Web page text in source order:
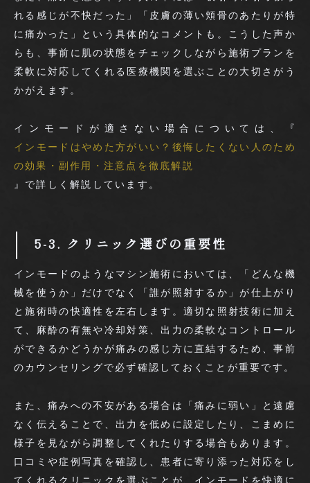
れる感じが不快だった」「皮膚の薄い頬骨のあたりが特
に痛かった」という具体的なコメントも。こうした声か
らも、事前に肌の状態をチェックしながら施術プランを
柔軟に対応してくれる医療機関を選ぶことの大切さがう
かがえます。
インモードが適さない場合については、『
インモードはやめた方がいい？後悔したくない人のため
の効果・副作用・注意点を徹底解説
』で詳しく解説しています。
5-3. クリニック選びの重要性
インモードのようなマシン施術においては、「どんな機
械を使うか」だけでなく「誰が照射するか」が仕上がり
と施術時の快適性を左右します。適切な照射技術に加え
て、麻酔の有無や冷却対策、出力の柔軟なコントロール
ができるかどうかが痛みの感じ方に直結するため、事前
のカウンセリングで必ず確認しておくことが重要です。
また、痛みへの不安がある場合は「痛みに弱い」と遠慮
なく伝えることで、出力を低めに設定したり、こまめに
様子を見ながら調整してくれたりする場合もあります。
口コミや症例写真を確認し、患者に寄り添った対応をし
てくれるクリニックを選ぶことが、インモードを快適に